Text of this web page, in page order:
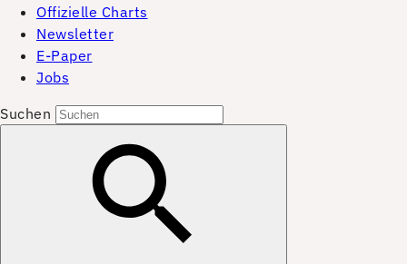
Offizielle Charts
Newsletter
E-Paper
Jobs
Suchen